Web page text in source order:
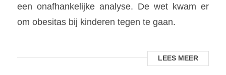
een onafhankelijke analyse. De wet kwam er
om obesitas bij kinderen tegen te gaan.
LEES MEER